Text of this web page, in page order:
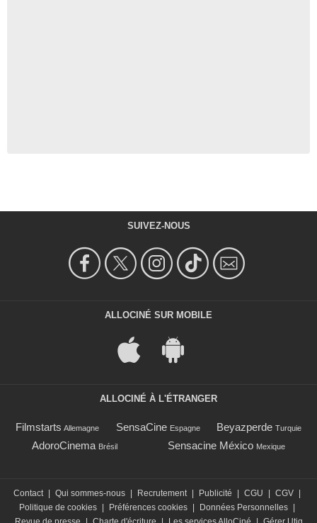
SUIVEZ-NOUS
ALLOCINÉ SUR MOBILE
ALLOCINÉ À L'ÉTRANGER
Filmstarts Allemagne SensaCine Espagne Beyazperde Turquie
AdoroCinema Brésil Sensacine México Mexique
Contact Qui sommes-nous Recrutement Publicité CGU CGV
Politique de cookies
Préférences cookies Données Personnelles